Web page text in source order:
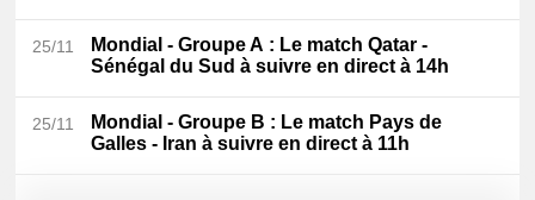
25/11 Mondial - Groupe A : Le match Qatar -
Sénégal du Sud à suivre en direct à 14h
25/11 Mondial - Groupe B : Le match Pays de
Galles - Iran à suivre en direct à 11h